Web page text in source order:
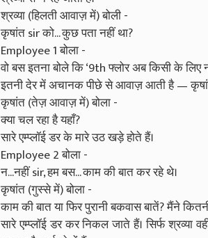
श्रव्या (हिलती आवाज़ में) बोली -
कृषांत sir को... कुछ पता नहीं था?
Employee 1 बोला -
वो बस इतना बोले कि ‘9th फ्लोर अब किसी के लिए
इतनी देर में अचानक पीछे से आवाज़ आती है —
कृषांत (तेज़ आवाज़ में) बोला -
क्या चल रहा है यहाँ?
सारे एम्प्लॉई डर के मारे उठ खड़े होते हैं।
Employee 2 बोला -
न...नहीं sir, हम बस... काम की बात कर रहे थे।
कृषांत (गुस्से में) बोला -
काम की बात या फिर पुरानी बकवास बातें? मैंने
सारे एम्प्लॉई डर कर निकल जाते हैं। सिर्फ